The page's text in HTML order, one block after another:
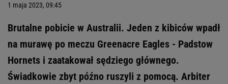
1 maja 2023, 09:45
Brutalne pobicie w Australii. Jeden z kibiców wpadł
na murawę po meczu Greenacre Eagles - Padstow
Hornets i zaatakował sędziego głównego.
Świadkowie zbyt późno ruszyli z pomocą. Arbiter